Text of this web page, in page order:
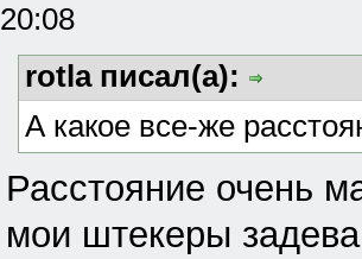
20:08
rotla писал(а):
А какое все-же
Расстояние очень
мои штекеры